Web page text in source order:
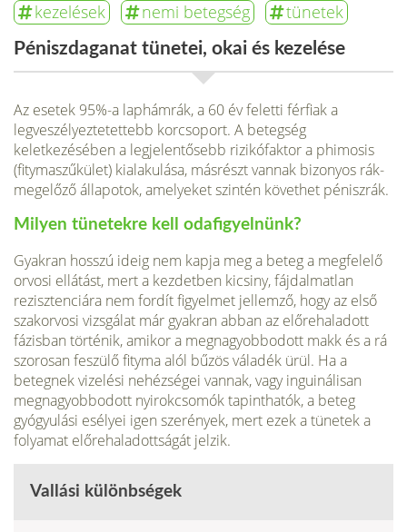
kezelések nemi betegség tünetek
Péniszdaganat tünetei, okai és kezelése
Az esetek 95%-a laphámrák, a 60 év feletti férfiak a
legveszélyeztetet­tebb korcsoport. A betegség
keletkezésében a legjelentősebb rizikófaktor a phimosis
(fitymaszűkület) kialakulása, másrészt vannak bizonyos rák­
megelőző állapotok, amelyeket szintén követhet péniszrák.
Milyen tünetekre kell odafigyelnünk?
Gyakran hosszú ideig nem kapja meg a beteg a megfelelő
orvosi ellátást, mert a kezdetben kicsiny, fájdalmatlan
rezisztenciára nem fordít figyelmet jellemző, hogy az első
szakorvosi vizsgálat már gyakran abban az előrehaladott
fázisban történik, amikor a megnagyobbodott makk és a rá
szorosan feszülő fityma alól bűzös vála­dék ürül. Ha a
betegnek vizelési nehézségei vannak, vagy inguinálisan
megnagyob­bodott nyirokcsomók tapinthatók, a beteg
gyógyulási esélyei igen szerények, mert ezek a tünetek a
folyamat előrehaladottságát jelzik.
Vallási különbségek